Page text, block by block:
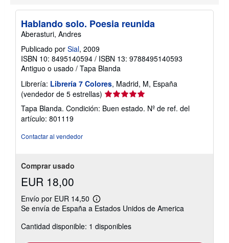
o
b
e
a
f
d
Hablando solo. Poesia reunida
Aberasturi, Andres
Publicado por Sial, 2009
ISBN 10: 8495140594 / ISBN 13: 9788495140593
Antiguo o usado / Tapa Blanda
Librería: Librería 7 Colores, Madrid, M, España
(vendedor de 5 estrellas) Calificación
del
vendedor:
Tapa Blanda. Condición: Buen estado. Nº de ref. del
artículo: 801119
Contactar al vendedor
Comprar usado
EUR 18,00
Envío por EUR 14,50
Más
información
las
tarifas
Se envía de España a Estados Unidos de America
Cantidad disponible: 1 disponibles